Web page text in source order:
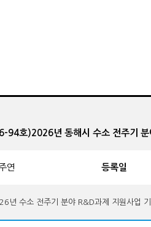
94호)2026년 동해시 수소 전주기
연 등록일
년 수소 전주기 분야 R&D과제 지원사업